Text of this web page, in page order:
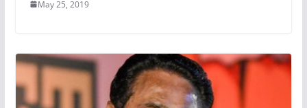
May 25, 2019